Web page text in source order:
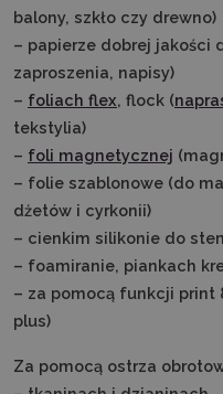
balony, szkło czy drewno)
– papierze dobrej jakości
zaproszenia, napisy)
– foliach flex, flock (
tekstylia)
– foli magnetycznej
– folie szablonowe (do
dżetów i cyrkonii)
– cienkim silikonie do
– foamiranie, piankach
– za pomocą funkcji
plus)
Za pomocą ostrza